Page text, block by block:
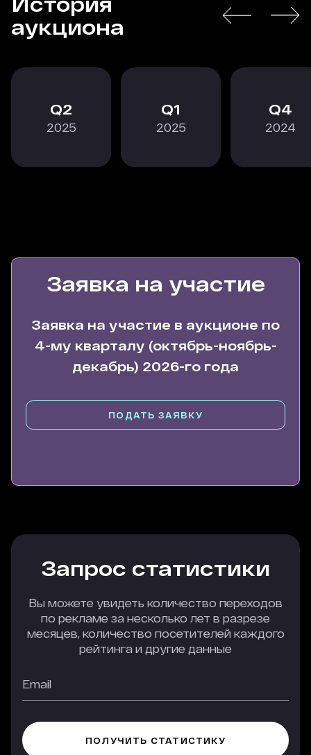
РАСКРЫТЬ
аукциона
2
2025
1
2025
4
2024
Заявка на участие
Заявка на участие в аукционе по
4-му кварталу (октябрь-ноябрь-
декабрь) 2026-го года
ПОДАТЬ ЗАЯВКУ
Запрос статистики
Вы можете увидеть количество переходов
по рекламе за несколько лет в разрезе
месяцев, количество посетителей каждого
рейтинга и другие данные